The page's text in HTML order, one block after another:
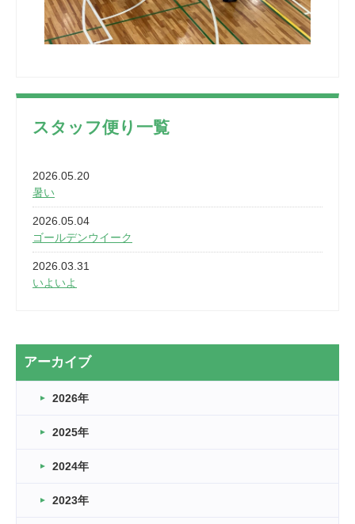
スタッフ便り一覧
2026.05.20
暑い
2026.05.04
ゴールデンウイーク
2026.03.31
いよいよ
2026.03.20
なぎなた
2026.03.16
車いすバスケとRくんのお話
卒業・卒園の季節★
アーカイブ
2026年
2025年
2024年
2023年